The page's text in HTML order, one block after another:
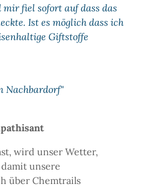
fiel sofort auf dass das
Ist es möglich dass ich
Giftstoffe
Nachbardorf"
wird unser Wetter,
unsere
über Chemtrails